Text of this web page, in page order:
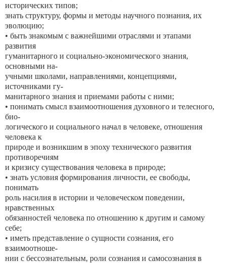
исторических типов;
знать структуру, формы и методы научного познания, их
эволюцию;
• быть знакомым с важнейшими отраслями и этапами
развития
гуманитарного и социально-экономического знания,
основными на-
учными школами, направлениями, концепциями,
источниками гу-
манитарного знания и приемами работы с ними;
• понимать смысл взаимоотношения духовного и телесного,
био-
логического и социального начал в человеке, отношения
человека к
природе и возникшим в эпоху технического развития
противоречиям
и кризису существования человека в природе;
• знать условия формирования личности, ее свободы,
понимать
роль насилия в истории и человеческом поведении,
нравственных
обязанностей человека по отношению к другим и самому
себе;
• иметь представление о сущности сознания, его
взаимоотноше-
нии с бессознательным, роли сознания и самосознания в